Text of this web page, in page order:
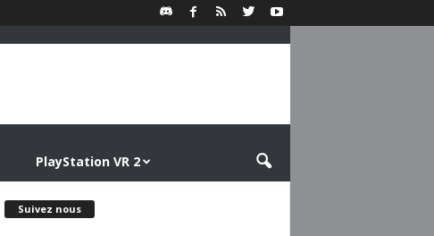
PlayStation VR 2
Suivez nous